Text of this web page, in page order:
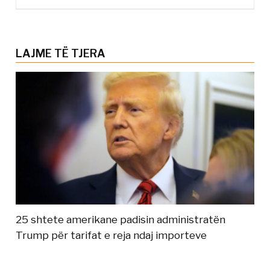
LAJME TË TJERA
25 shtete amerikane padisin administratën
Trump për tarifat e reja ndaj importeve